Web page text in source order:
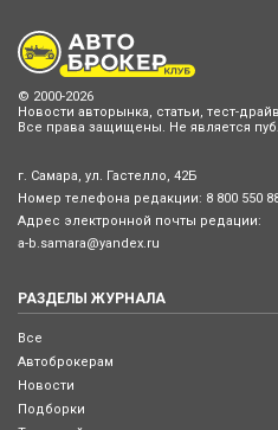
© 2000-2026
Новости авторынка, статьи, тест-
Все права защищены. Не является
г. Самара, ул. Гастелло, 42Б
Номер телефона редакции: 8 800 550
Адрес электронной почты редации:
a-b.samara@yandex.ru
РАЗДЕЛЫ ЖУРНАЛА
Все
Автоброкерам
Новости
Подборки